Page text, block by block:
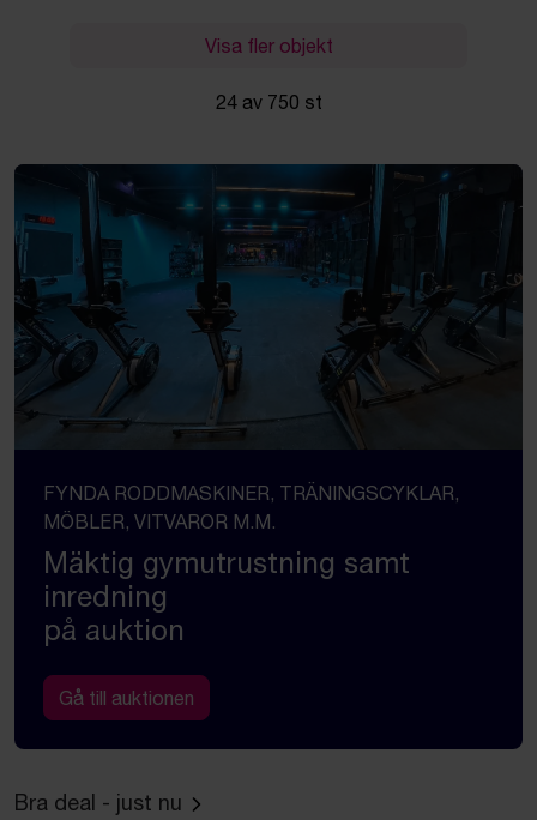
Visa fler objekt
24 av 750 st
FYNDA RODDMASKINER, TRÄNINGSCYKLAR,
MÖBLER, VITVAROR M.M.
Mäktig gymutrustning samt
inredning
på auktion
Gå till auktionen
Bra deal - just nu